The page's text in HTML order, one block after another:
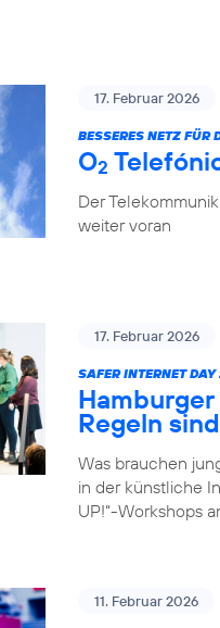
17. Februar 2026
BESSERES NETZ FÜR
O2
Der
weiter voran
17. Februar 2026
SAFER INTERNET
Regeln
Was brauchen
in der künstliche
UP!“-Workshops
11. Februar 2026